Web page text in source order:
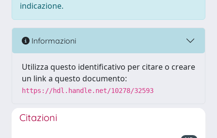
indicazione.
Informazioni
Utilizza questo identificativo per citare o creare
un link a questo documento:
https://hdl.handle.net/10278/32593
Citazioni